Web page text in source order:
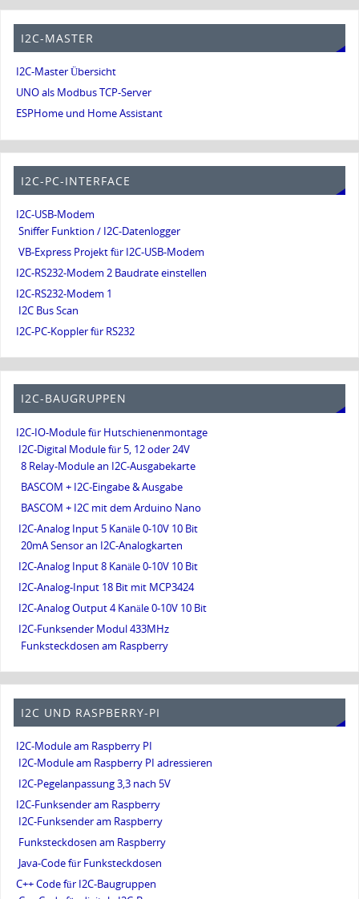
I2C-MASTER
I2C-Master Übersicht
UNO als Modbus TCP-Server
ESPHome und Home Assistant
I2C-PC-INTERFACE
I2C-USB-Modem
Sniffer Funktion / I2C-Datenlogger
VB-Express Projekt für I2C-USB-Modem
I2C-RS232-Modem 2 Baudrate einstellen
I2C-RS232-Modem 1
I2C Bus Scan
I2C-PC-Koppler für RS232
I2C-BAUGRUPPEN
I2C-IO-Module für Hutschienenmontage
I2C-Digital Module für 5, 12 oder 24V
8 Relay-Module an I2C-Ausgabekarte
BASCOM + I2C-Eingabe & Ausgabe
BASCOM + I2C mit dem Arduino Nano
I2C-Analog Input 5 Kanäle 0-10V 10 Bit
20mA Sensor an I2C-Analogkarten
I2C-Analog Input 8 Kanäle 0-10V 10 Bit
I2C-Analog-Input 18 Bit mit MCP3424
I2C-Analog Output 4 Kanäle 0-10V 10 Bit
I2C-Funksender Modul 433MHz
Funksteckdosen am Raspberry
I2C UND RASPBERRY-PI
I2C-Module am Raspberry PI
I2C-Module am Raspberry PI adressieren
I2C-Pegelanpassung 3,3 nach 5V
I2C-Funksender am Raspberry
I2C-Funksender am Raspberry
Funksteckdosen am Raspberry
Java-Code für Funksteckdosen
C++ Code für I2C-Baugruppen